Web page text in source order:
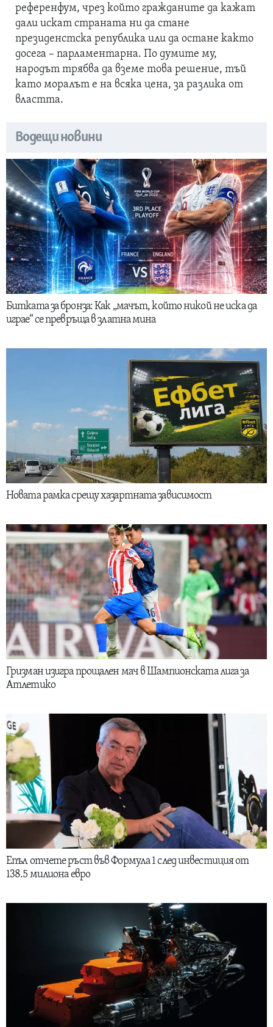
референфум, чрез който гражданите да кажат
дали искат страната ни да стане
президенстска република или да остане както
досега – парламентарна. По думите му,
народът трябва да вземе това решение, тъй
като моралът е на всяка цена, за разлика от
властта.
Водещи новини
Битката за бронза: Как „мачът, който никой не иска да
играе“ се превръща в златна мина
Новата рамка срещу хазартната зависимост
Гризман изигра прощален мач в Шампионската лига за
Атлетико
Епъл отчете ръст във Формула 1 след инвестиция от
138.5 милиона евро